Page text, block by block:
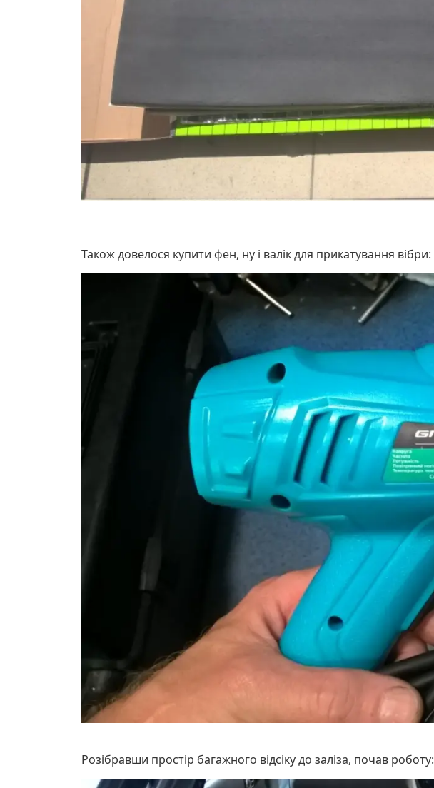
Також довелося купити фен, ну і валік для прикатування вібри:
Розібравши простір багажного відсіку до заліза, почав роботу: